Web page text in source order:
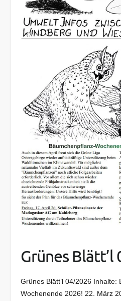
Grünes Blätt’l
Grünes Blätt’l 04/2026 Inhalte:
Wochenende 2026! 22. März